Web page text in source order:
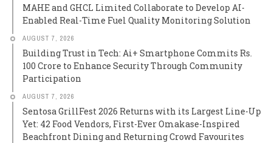
MAHE and GHCL Limited Collaborate to Develop AI-
Enabled Real-Time Fuel Quality Monitoring Solution
AUGUST 7, 2026
Building Trust in Tech: Ai+ Smartphone Commits Rs.
100 Crore to Enhance Security Through Community
Participation
AUGUST 7, 2026
Sentosa GrillFest 2026 Returns with its Largest Line-Up
Yet: 42 Food Vendors, First-Ever Omakase-Inspired
Beachfront Dining and Returning Crowd Favourites